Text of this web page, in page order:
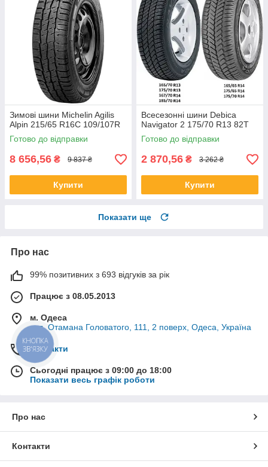
Зимові шини Michelin Agilis
Alpin 215/65 R16C 109/107R
Готово до відправки
8 656,56 ₴ 9 837 ₴
Купити
Всесезонні шини Debica
Navigator 2 175/70 R13 82T
Готово до відправки
2 870,56 ₴ 3 262 ₴
Купити
Показати ще
Про нас
99% позитивних з 693 відгуків за рік
Працює з 08.05.2013
м. Одеса
вул. Отамана Головатого, 111, 2 поверх, Одеса, Україна
Контакти
Сьогодні працює з 09:00 до 18:00
Показати весь графік роботи
Про нас
Контакти
КНОПКА
ЗВ'ЯЗКУ